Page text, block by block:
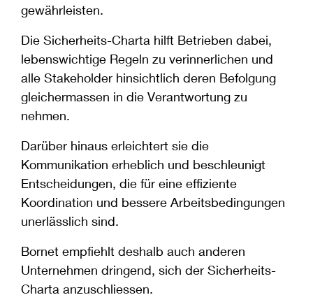
gewährleisten.
Die Sicherheits-Charta hilft Betrieben dabei,
lebenswichtige Regeln zu verinnerlichen und
alle Stakeholder hinsichtlich deren Befolgung
gleichermassen in die Verantwortung zu
nehmen.
Darüber hinaus erleichtert sie die
Kommunikation erheblich und beschleunigt
Entscheidungen, die für eine effiziente
Koordination und bessere Arbeitsbedingungen
unerlässlich sind.
Bornet empfiehlt deshalb auch anderen
Unternehmen dringend, sich der Sicherheits-
Charta anzuschliessen.